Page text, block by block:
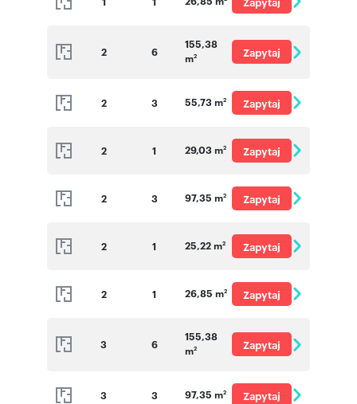
2 6
155,38
m2
Zapytaj
2 3 55,73 m2
Zapytaj
2 1 29,03 m2
Zapytaj
2 3 97,35 m2
Zapytaj
2 1 25,22 m2
Zapytaj
2 1 26,85 m2
Zapytaj
3 6
155,38
m2
Zapytaj
3 3 97,35 m2
Zapytaj